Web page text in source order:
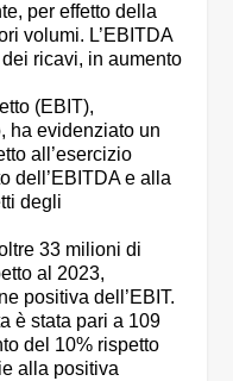
per effetto della
volumi. L’EBITDA
ricavi, in aumento
(EBIT),
ha evidenziato un
all’esercizio
dell’EBITDA e alla
degli
33 milioni di
al 2023,
positiva dell’EBIT.
è stata pari a 109
del 10% rispetto
alla positiva